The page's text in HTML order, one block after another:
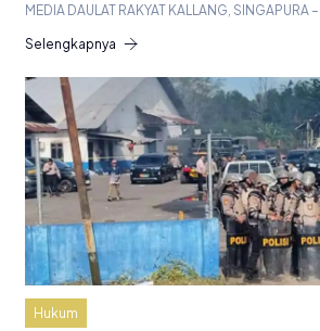
MEDIA DAULAT RAKYAT KALLANG, SINGAPURA –…
Selengkapnya
Hukum